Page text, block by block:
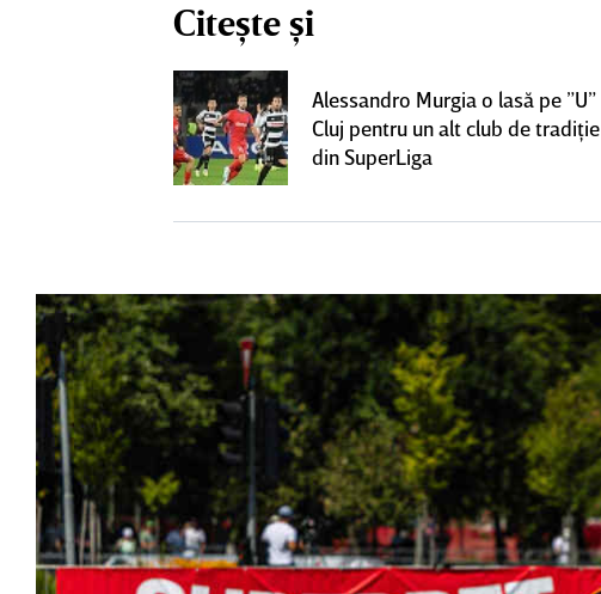
Citește și
Alessandro Murgia o lasă pe ”U”
Cluj pentru un alt club de tradiţie
din SuperLiga